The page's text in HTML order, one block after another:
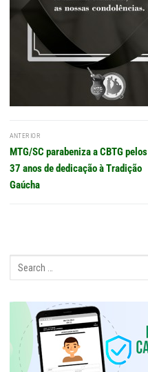
Navegação
de
Post
ANTERIOR
Post
anterior:
MTG/SC parabeniza a CBTG pelos
37 anos de dedicação à Tradição
Gaúcha
Pesquisar
por: